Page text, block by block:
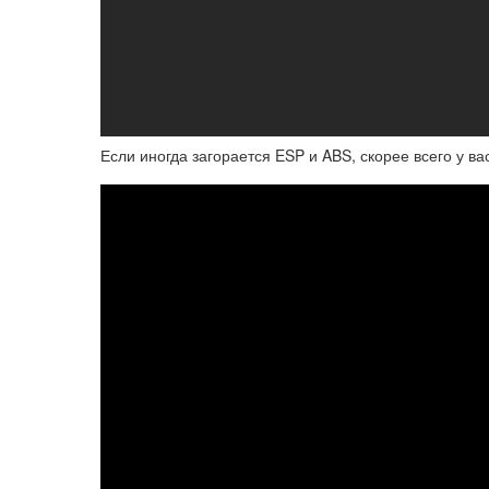
Если иногда загорается ESP и ABS, скорее всего у